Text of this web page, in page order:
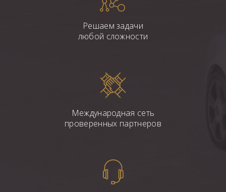
Решаем задачи
любой сложности
Международная сеть
проверенных партнеров